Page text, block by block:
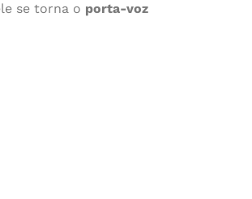
se torna o porta-voz